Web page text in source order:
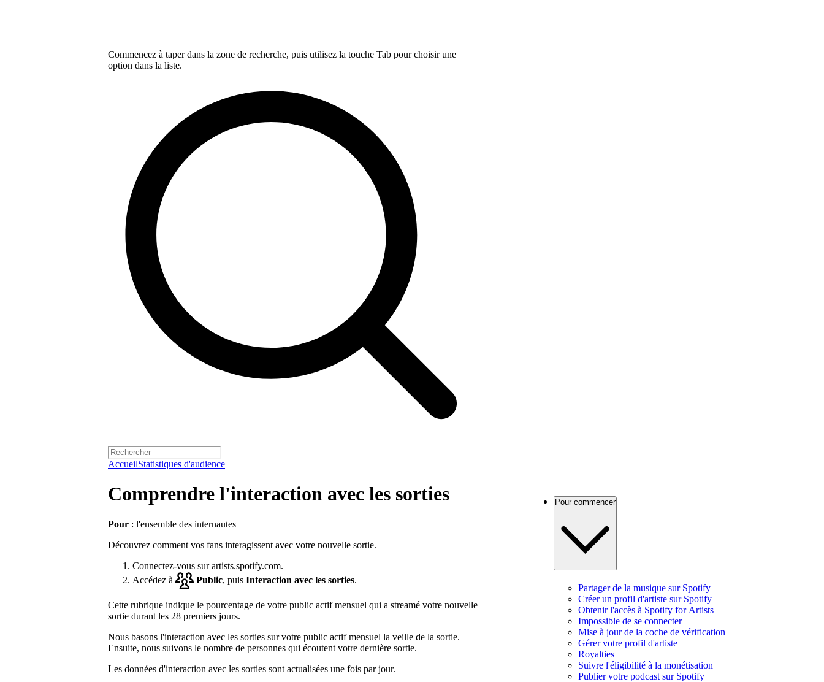
Commencez à taper dans la zone de recherche, puis utilisez la touche Tab pour choisir une
option dans la liste.
AccueilStatistiques d'audience
Comprendre l'interaction avec les sorties
Pour : l'ensemble des internautes
Découvrez comment vos fans interagissent avec votre nouvelle sortie.
Connectez-vous surartists.spotify.com.
Accédez à
Public, puis Interaction avec les sorties.
Cette rubrique indique le pourcentage de votre public actif mensuel qui a streamé votre nouvelle
sortie durant les 28 premiers jours.
Nous basons l'interaction avec les sorties sur votre public actif mensuel la veille de la sortie.
Ensuite, nous suivons le nombre de personnes qui écoutent votre dernière sortie.
Les données d'interaction avec les sorties sont actualisées une fois par jour.
Pour commencer
Partager de la musique sur Spotify
Créer un profil d'artiste sur Spotify
Obtenir l'accès à Spotify for Artists
Impossible de se connecter
Mise à jour de la coche de vérification
Gérer votre profil d'artiste
Royalties
Suivre l'éligibilité à la monétisation
Publier votre podcast sur Spotify